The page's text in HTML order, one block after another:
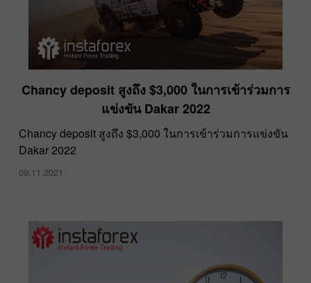
​Chancy deposit สูงถึง $3,000 ในการเข้าร่วมการ
แข่งขัน Dakar 2022
​Chancy deposit สูงถึง $3,000 ในการเข้าร่วมการแข่งขัน
Dakar 2022
09.11.2021